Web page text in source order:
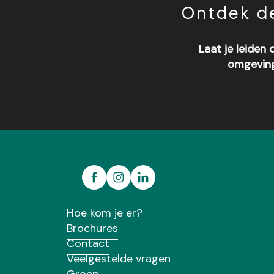
Ontdek
Laat je leiden
JCS (Jean-Charles Sadrant) - Artiste plasticien
Atelier Terre Précieuse
Hoe kom je er?
Brochures
Contact
Veelgestelde vragen